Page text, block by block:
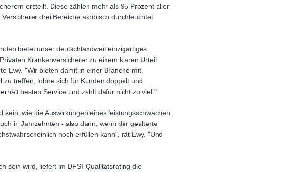
erstellt. Diese zählen mehr als 95 Prozent aller
drei Bereiche akribisch durchleuchtet:
bietet unser deutschlandweit einzigartiges
Krankenversicherer zu einem klaren Urteil
Ewy. "Wir bieten damit in einer Branche mit
zu treffen, lohne sich für Kunden doppelt und
besten Service und zahlt dafür nicht zu viel."
wie die Auswirkungen eines leistungsschwachen
in Jahrzehnten - also dann, wenn der gealterte
noch erfüllen kann", rät Ewy. "Und
sein wird, liefert im DFSI-Qualitätsrating die